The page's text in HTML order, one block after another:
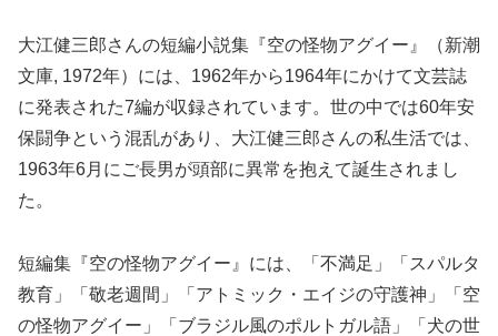
大江健三郎さんの短編小説集『空の怪物アグイー』（新潮
文庫, 1972年）には、1962年から1964年にかけて文芸誌
に発表された7編が収録されています。世の中では60年安
保闘争という混乱があり、大江健三郎さんの私生活では、
1963年6月にご長男が頭部に異常を抱えて誕生されまし
た。
短編集『空の怪物アグイー』には、「不満足」「スパルタ
教育」「敬老週間」「アトミック・エイジの守護神」「空
の怪物アグイー」「ブラジル風のポルトガル語」「犬の世